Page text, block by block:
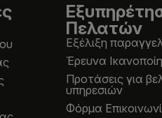
Πελατών
Εξέλιξη
Έρευνα
Προτάσεις για
υπηρεσιών
Φόρμα